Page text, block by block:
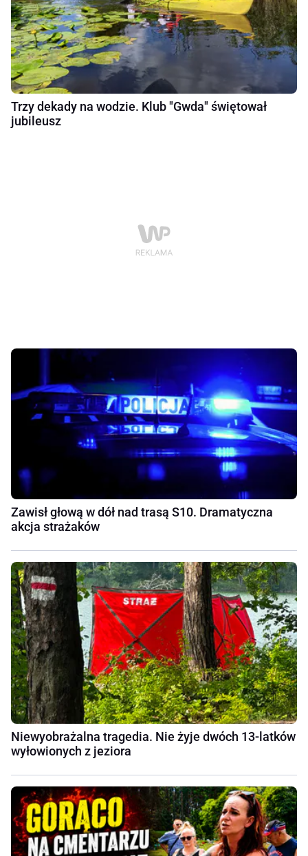
Trzy dekady na wodzie. Klub "Gwda" świętował
jubileusz
Zawisł głową w dół nad trasą S10. Dramatyczna
akcja strażaków
Niewyobrażalna tragedia. Nie żyje dwóch 13-latków
wyłowionych z jeziora